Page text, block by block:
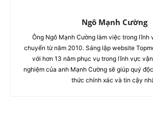
Ngô Mạnh Cường
Ông Ngô Mạnh Cường làm việc trong lĩnh
chuyển từ năm 2010. Sáng lập website
với hơn 13 năm phục vụ trong lĩnh vực
nghiệm của anh Mạnh Cường sẽ giúp quý
thức chính xác và tin cậy